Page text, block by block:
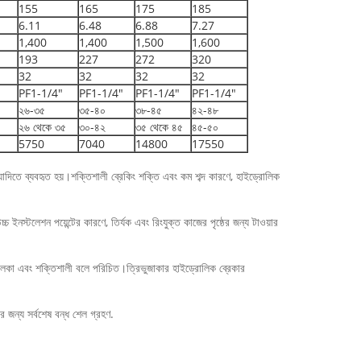
155 165 175
185
6.11 6.48 6.88
7.27
1,400 1,400 1,500
1,600
193 227 272
320
32 32 32
32
PF1-1/4" PF1-1/4" PF1-1/4"
PF1-1/4"
২৬-৩৫ ৩৫-৪০ ৩৮-৪৫
৪২-৪৮
২৬ থেকে ৩৫ ৩০-৪২ ৩৫ থেকে ৪৫
৪৫-৫০
5750 7040 14800 17550
ব্যবহৃত হয়।শক্তিশালী ব্রেকিং শক্তি এবং কম শব্দ কারণে, হাইড্রোলিক
পয়েন্টের কারণে, তির্যক এবং রিংযুক্ত কাজের পৃষ্ঠের জন্য টাওয়ার
এবং শক্তিশালী বলে পরিচিত।ত্রিভুজাকার হাইড্রোলিক ব্রেকার
জন্য সর্বশেষ বন্ধ শেল গ্রহণ.